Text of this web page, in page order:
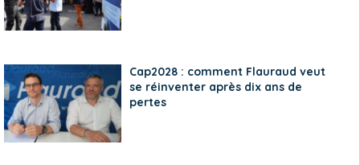
Cap2028 : comment Flauraud veut
se réinventer après dix ans de
pertes